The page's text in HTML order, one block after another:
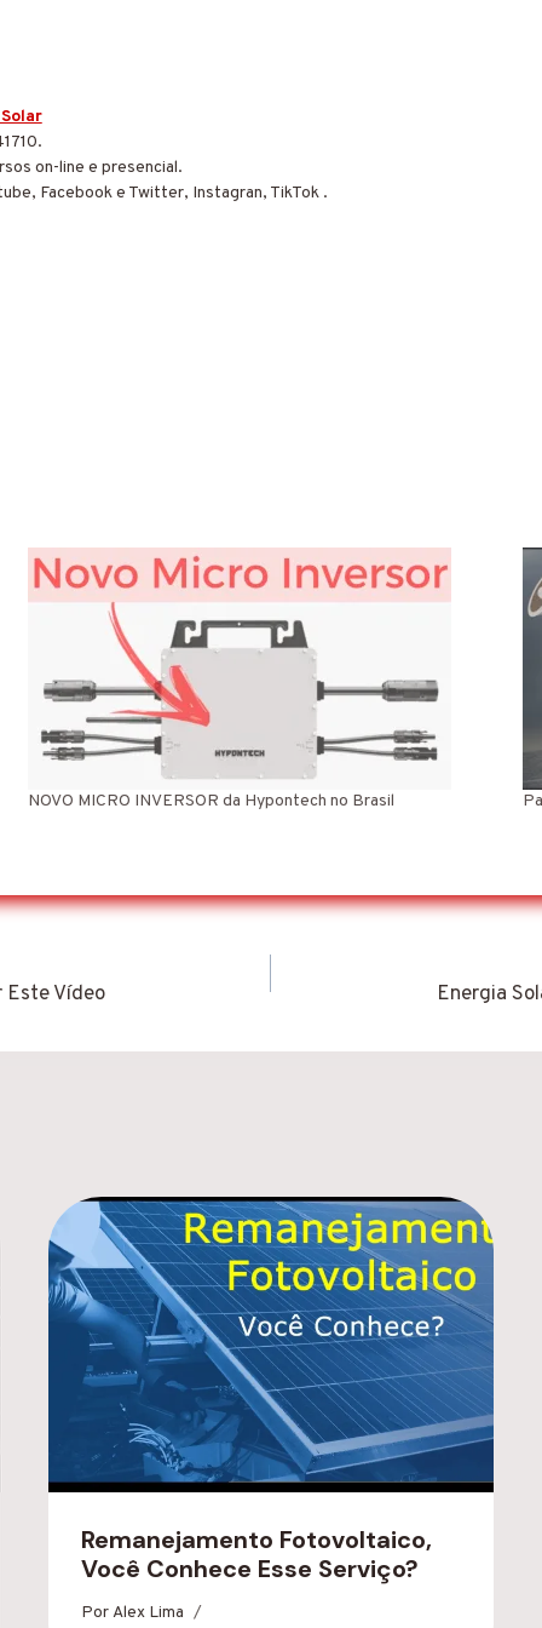
on-line e presencial.
Facebook e Twitter, Instagran, TikTok .
NOVO MICRO INVERSOR da Hypontech no Brasil
Este Vídeo Energia
Remanejamento Fotovoltaico,
Você Conhece Esse Serviço?
PorAlex Lima